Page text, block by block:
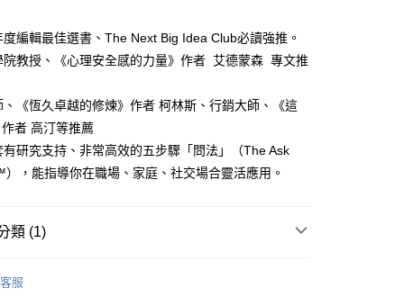
，滿NT$99,999(含以上)免運費
查看運費
編輯最佳選書、The Next Big Idea Club必讀強推。
教授、《心理安全感的力量》作者 艾德蒙森 專文推
《恆久卓越的修煉》作者 柯林斯、行銷大師、《這
者 高汀等推薦
研究支持、非常高效的五步驟「問法」（The Ask
，能指導你在職場、家庭、社交場合靈活應用。
類 (1)
客服